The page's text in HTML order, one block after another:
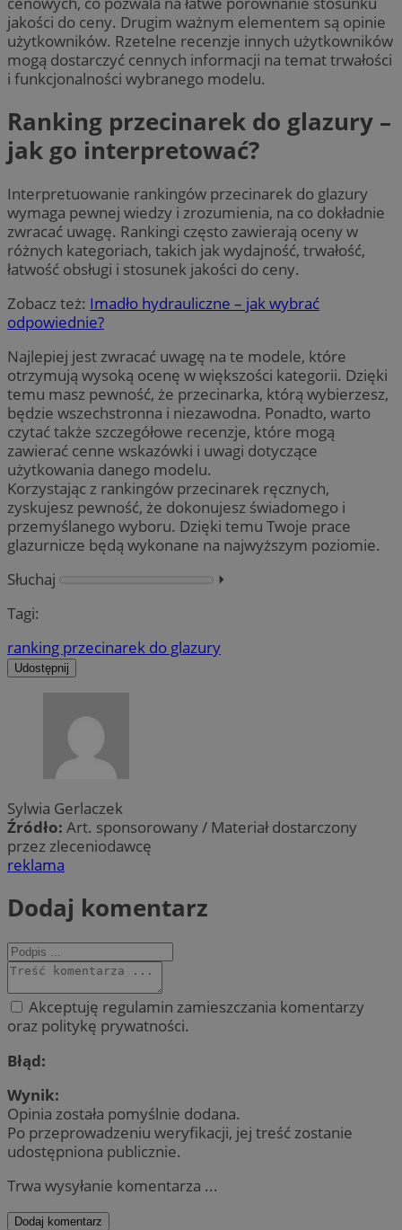
jakości do ceny. Drugim ważnym elementem są opinie
użytkowników. Rzetelne recenzje innych użytkowników
mogą dostarczyć cennych informacji na temat trwałości
i funkcjonalności wybranego modelu.
Ranking przecinarek do glazury –
jak go interpretować?
Interpretuowanie rankingów przecinarek do glazury
wymaga pewnej wiedzy i zrozumienia, na co dokładnie
zwracać uwagę. Rankingi często zawierają oceny w
różnych kategoriach, takich jak wydajność, trwałość,
łatwość obsługi i stosunek jakości do ceny.
Zobacz też: Imadło hydrauliczne – jak wybrać
odpowiednie?
Najlepiej jest zwracać uwagę na te modele, które
otrzymują wysoką ocenę w większości kategorii. Dzięki
temu masz pewność, że przecinarka, którą wybierzesz,
będzie wszechstronna i niezawodna. Ponadto, warto
czytać także szczegółowe recenzje, które mogą
zawierać cenne wskazówki i uwagi dotyczące
użytkowania danego modelu.
Korzystając z rankingów przecinarek ręcznych,
zyskujesz pewność, że dokonujesz świadomego i
przemyślanego wyboru. Dzięki temu Twoje prace
glazurnicze będą wykonane na najwyższym poziomie.
Słuchaj
⏵︎
Tagi:
ranking przecinarek do glazury
Udostępnij
Sylwia Gerlaczek
Źródło: Art. sponsorowany / Materiał dostarczony
przez zleceniodawcę
reklama
Dodaj komentarz
Akceptuję regulamin zamieszczania komentarzy
oraz politykę prywatności.
Błąd:
Wynik:
Opinia została pomyślnie dodana.
Po przeprowadzeniu weryfikacji, jej treść zostanie
udostępniona publicznie.
Trwa wysyłanie komentarza ...
Dodaj komentarz